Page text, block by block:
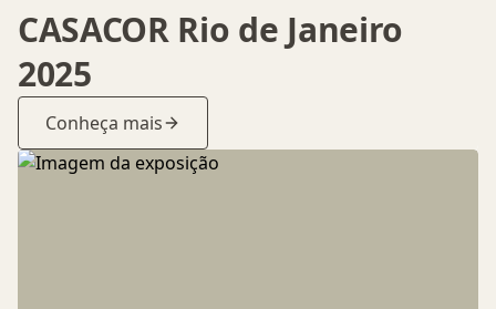
CASACOR Rio de Janeiro
2025
Conheça mais